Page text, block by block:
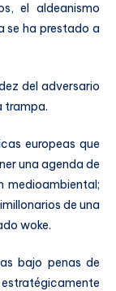
el aldeanismo
se ha prestado a
del adversario
trampa.
europeas que
una agenda de
medioambiental;
de una
woke.
bajo penas de